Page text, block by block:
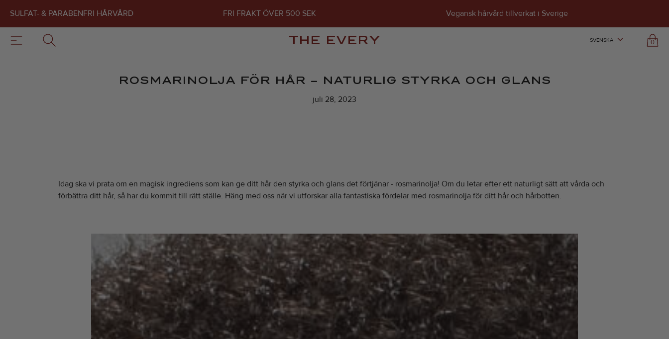
SULFAT- & PARABENFRI HÅRVÅRD FRI FRAKT ÖVER 500 SEK Vegansk hårvård tillverkat i Sverige
THE EVERY SVENSKA 0
ROSMARINOLJA FÖR HÅR – NATURLIG STYRKA OCH GLANS
juli 28, 2023
Idag ska vi prata om en magisk ingrediens som kan ge ditt hår den styrka och glans det förtjänar - rosmarinolja! Om du letar efter ett naturligt sätt att vårda och
förbättra ditt hår, så har du kommit till rätt ställe. Häng med oss när vi utforskar alla fantastiska fördelar med rosmarinolja för ditt hår och hårbotten.